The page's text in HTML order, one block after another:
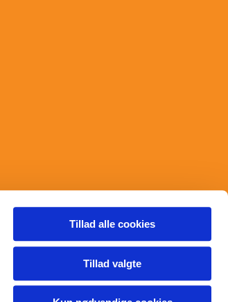
Tillad alle cookies
Tillad valgte